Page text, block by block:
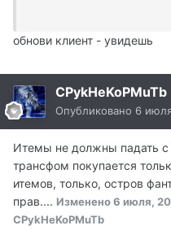
обнови клиент - увидешь
CPykHeKoPMuTb
Опубликовано 6
Итемы не должны падать с
трансфом покупается
итемов, только, остров
прав.... Изменено6 июля,
CPykHeKoPMuTb